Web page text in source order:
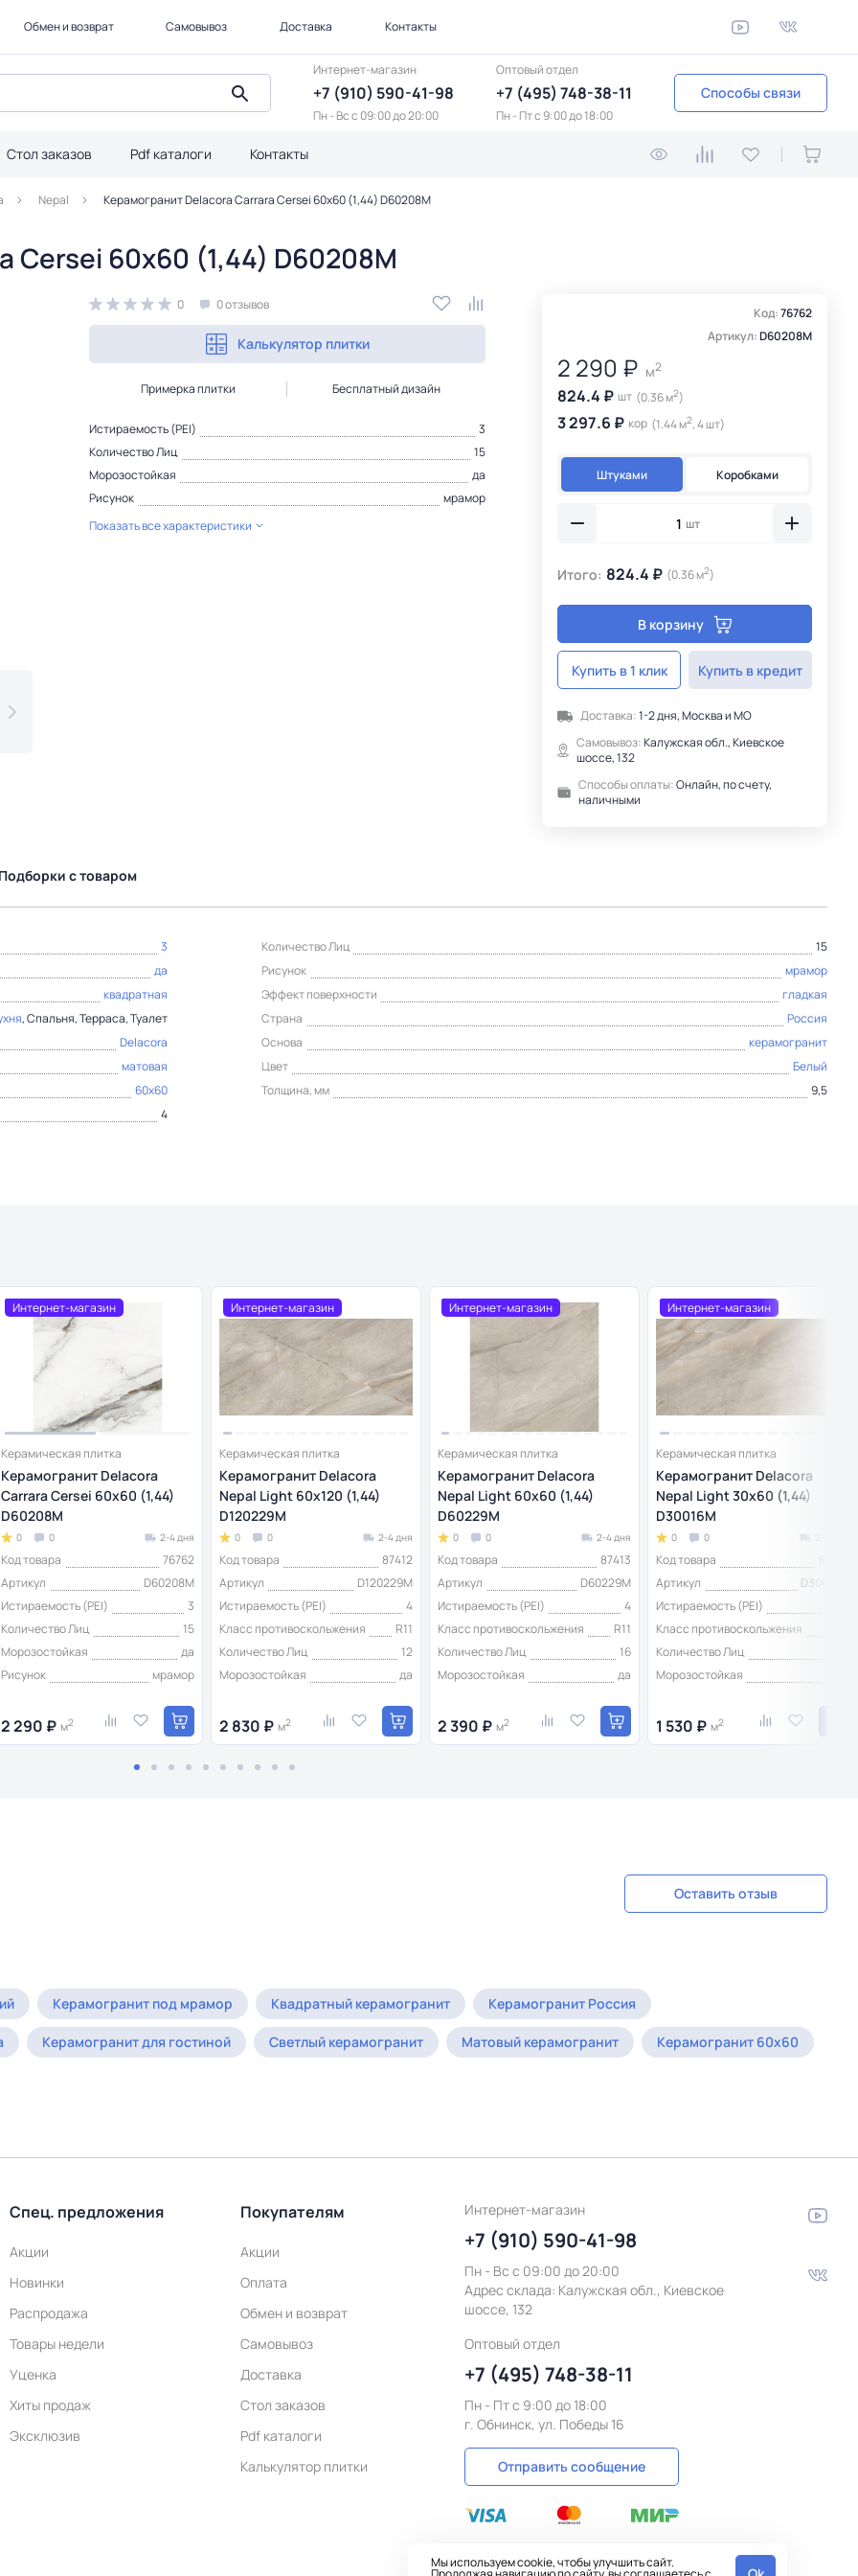
Обмен и возврат Самовывоз Доставка Контакты
Интернет-магазин
+7 (910) 590-41-98
Пн - Вс с 09:00 до 20:00
Оптовый отдел
+7 (495) 748-38-11
Пн - Пт c 9:00 до 18:00
Способы связи
Стол заказов Pdf каталоги Контакты
Nepal Керамогранит Delacora Carrara Cersei 60х60 (1,44) D60208M
Cersei 60х60 (1,44) D60208M
0 0 отзывов
Калькулятор плитки
Примерка плитки Бесплатный дизайн
Истираемость (PEI)
3
Количество Лиц
15
Морозостойкая
да
Рисунок
мрамор
Показать все характеристики
Код:76762
Артикул:D60208M
2 290 ₽ м2
824.4 ₽ шт (0.36 м2)
3 297.6 ₽ кор (1.44 м2, 4 шт)
Штуками Коробками
шт
Итого: 824.4 ₽ (0.36 м2)
В корзину
Купить в 1 клик Купить в кредит
Доставка:1-2 дня, Москва и МО
Самовывоз:Калужская обл., Киевское
шоссе, 132
Способы оплаты:Онлайн, по счету,
наличными
Подборки с товаром
3 Количество Лиц
15
да Рисунок
мрамор
квадратная Эффект поверхности
гладкая
, Спальня, Терраса, Туалет Страна
Россия
Delacora Основа
керамогранит
матовая Цвет
Белый
60x60 Толщина, мм
9,5
4
Интернет-магазин
Керамическая плитка
Керамогранит Delacora
Carrara Cersei 60х60 (1,44)
D60208M
0 0 2-4 дня
Код товара
76762
Артикул
D60208M
Истираемость (PEI)
3
Количество Лиц
15
Морозостойкая
да
Рисунок
мрамор
2 290 ₽ м2
Интернет-магазин
Керамическая плитка
Керамогранит Delacora
Nepal Light 60x120 (1,44)
D120229M
0 0 2-4 дня
Код товара
87412
Артикул
D120229M
Истираемость (PEI)
4
Класс противоскольжения
R11
Количество Лиц
12
Морозостойкая
да
2 830 ₽ м2
Интернет-магазин
Керамическая плитка
Керамогранит Delacora
Nepal Light 60x60 (1,44)
D60229M
0 0 2-4 дня
Код товара
87413
Артикул
D60229M
Истираемость (PEI)
4
Класс противоскольжения
R11
Количество Лиц
16
Морозостойкая
да
2 390 ₽ м2
Интернет-магазин
Керамическая плитка
Керамогранит Delacora
Nepal Light 30x60 (1,44)
D30016M
0 0
Код товара
Артикул
D30016M
Истираемость (PEI)
Класс противоскольжения
Количество Лиц
Морозостойкая
1 530 ₽ м2
Оставить отзыв
Керамогранит под мрамор Квадратный керамогранит Керамогранит Россия
Керамогранит для гостиной Светлый керамогранит Матовый керамогранит Керамогранит 60x60
Спец. предложения
Акции
Новинки
Распродажа
Товары недели
Уценка
Хиты продаж
Эксклюзив
Покупателям
Акции
Оплата
Обмен и возврат
Самовывоз
Доставка
Стол заказов
Pdf каталоги
Калькулятор плитки
Интернет-магазин
+7 (910) 590-41-98
Пн - Вс с 09:00 до 20:00
Адрес склада: Калужская обл., Киевское
шоссе, 132
Оптовый отдел
+7 (495) 748-38-11
Пн - Пт c 9:00 до 18:00
г. Обнинск, ул. Победы 16
Отправить сообщение
Мы используем cookie, чтобы улучшить сайт.